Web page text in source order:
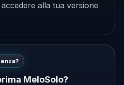
alla tua versione
MeloSolo?